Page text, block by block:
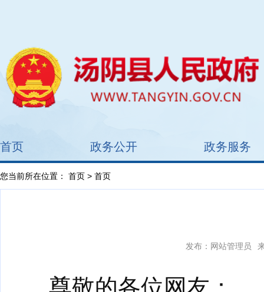
首页 政务公开 政务服务
您当前所在位置： 首页 > 首页
发布：网站管理员